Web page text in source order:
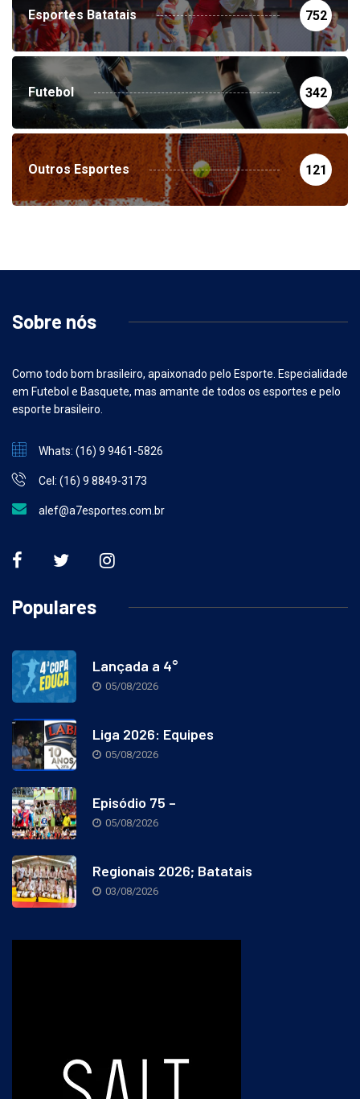
Esportes Batatais 752
Futebol 342
Outros Esportes 121
Sobre nós
Como todo bom brasileiro, apaixonado pelo Esporte. Especialidade
em Futebol e Basquete, mas amante de todos os esportes e pelo
esporte brasileiro.
Whats: (16) 9 9461-5826
Cel: (16) 9 8849-3173
alef@a7esportes.com.br
Populares
Lançada a 4°
05/08/2026
Liga 2026: Equipes
05/08/2026
Episódio 75 –
05/08/2026
Regionais 2026; Batatais
03/08/2026